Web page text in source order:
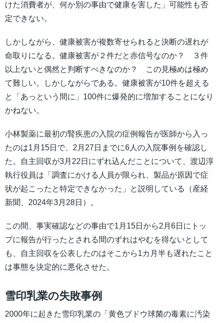
けた消費者が、何か別の事由で健康を害した」可能性も否
定できない。
しかしながら、健康被害が複数寄せられると決断の遅れが
命取りになる。健康被害が２件だと赤信号なのか？ ３件
以上ないと偶然と判断すべきなのか？ この見極めは極め
て難しい。しかしながらである。健康被害が10件を超える
と「あっという間に」100件に爆発的に増加することになり
かねない。
小林製薬に最初の腎疾患の入院の症例報告が医師から入っ
たのは1月15日で、2月27日までに6人の入院事例を確認し
た。自主回収が3月22日にずれ込んだことについて、渡辺淳
執行役員は「調査にかける人員が限られ、製品が原因で症
状が起こったと特定できなかった」と説明している（産経
新聞、2024年3月28日）。
この間、事実確認などの事由で1月15日から2月6日にトッ
プに報告が行ったとされる間のずれはやむを得ないとして
も、自主回収を公表したのはそこから1カ月半も遅れたこと
は事態を決定的に悪化させた。
雪印乳業の失敗事例
2000年に起きた雪印乳業の「黄色ブドウ球菌の毒素に汚染